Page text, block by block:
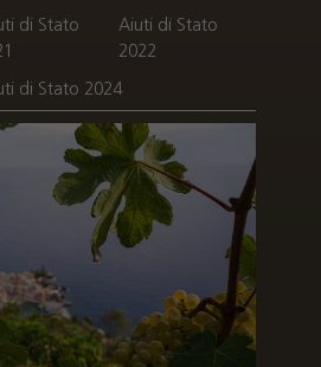
di Stato
Aiuti di Stato
2022
di Stato 2024